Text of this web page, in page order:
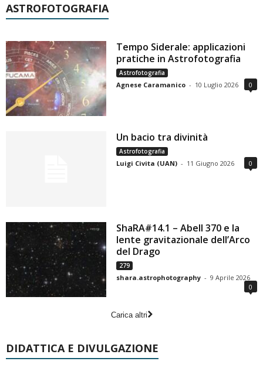
ASTROFOTOGRAFIA
Tempo Siderale: applicazioni
pratiche in Astrofotografia
Astrofotografia
Agnese Caramanico - 10 Luglio 2026 0
Un bacio tra divinità
Astrofotografia
Luigi Civita (UAN) - 11 Giugno 2026 0
ShaRA#14.1 – Abell 370 e la
lente gravitazionale dell’Arco
del Drago
279
shara.astrophotography - 9 Aprile 2026
0
Carica altri
DIDATTICA E DIVULGAZIONE